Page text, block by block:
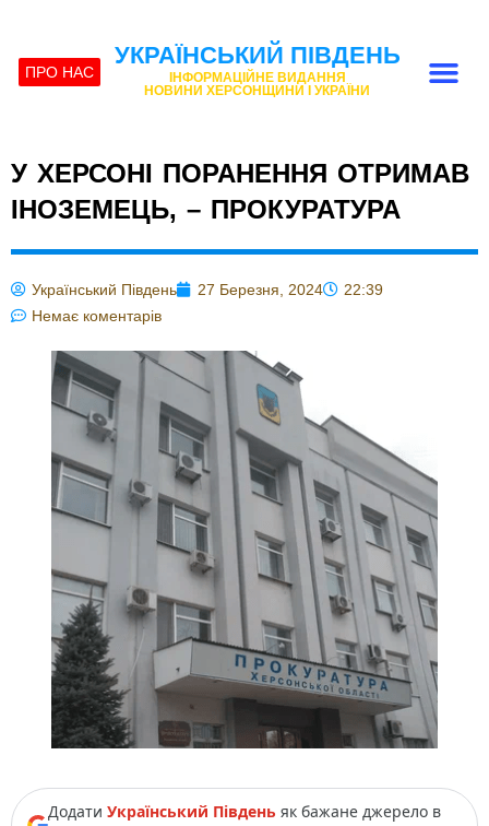
ПРО НАС
УКРАЇНСЬКИЙ ПІВДЕНЬ
ІНФОРМАЦІЙНЕ ВИДАННЯ
НОВИНИ ХЕРСОНЩИНИ І УКРАЇНИ
У ХЕРСОНІ ПОРАНЕННЯ ОТРИМАВ
ІНОЗЕМЕЦЬ, – ПРОКУРАТУРА
Український Південь 27 Березня, 2024
22:39
Немає коментарів
Додати Український Південь як бажане джерело в